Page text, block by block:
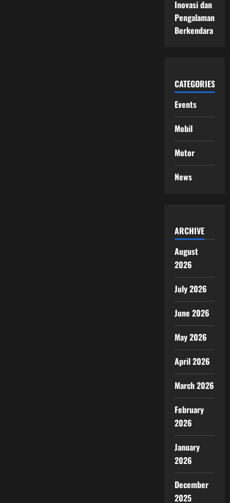
Inovasi dan
Pengalaman
Berkendara
CATEGORIES
Events
Mobil
Motor
News
ARCHIVE
August
2026
July 2026
June 2026
May 2026
April 2026
March 2026
February
2026
January
2026
December
2025